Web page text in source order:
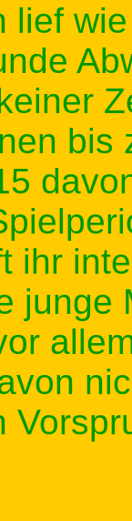
lief
bis
ihr
junge